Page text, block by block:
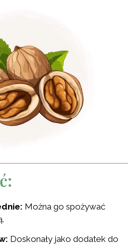
Można go spożywać
Doskonały jako dodatek do